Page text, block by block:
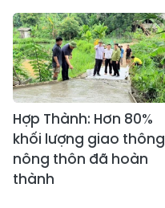
Hợp Thành: Hơn 80%
khối lượng giao thông
nông thôn đã hoàn
thành